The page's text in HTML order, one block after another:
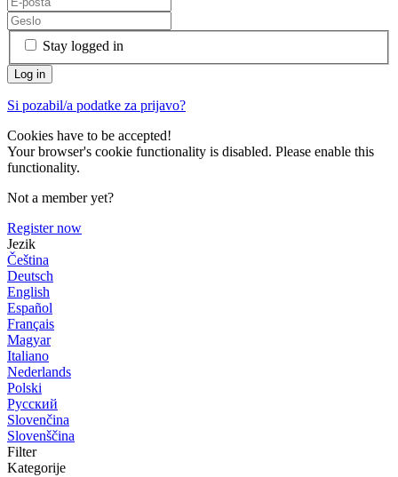
Stay logged in
Si pozabil/a podatke za prijavo?
Cookies have to be accepted!
Your browser's cookie functionality is disabled. Please enable this
functionality.
Not a member yet?
Register now
Jezik
Čeština
Deutsch
English
Español
Français
Magyar
Italiano
Nederlands
Polski
Русский
Slovenčina
Slovenščina
Filter
Kategorije